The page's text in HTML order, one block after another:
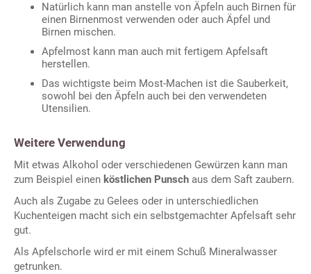
Natürlich kann man anstelle von Äpfeln auch Birnen für
einen Birnenmost verwenden oder auch Äpfel und
Birnen mischen.
Apfelmost kann man auch mit fertigem Apfelsaft
herstellen.
Das wichtigste beim Most-Machen ist die Sauberkeit,
sowohl bei den Äpfeln auch bei den verwendeten
Utensilien.
Weitere Verwendung
Mit etwas Alkohol oder verschiedenen Gewürzen kann man
zum Beispiel einen köstlichen Punsch aus dem Saft zaubern.
Auch als Zugabe zu Gelees oder in unterschiedlichen
Kuchenteigen macht sich ein selbstgemachter Apfelsaft sehr
gut.
Als Apfelschorle wird er mit einem Schuß Mineralwasser
getrunken.